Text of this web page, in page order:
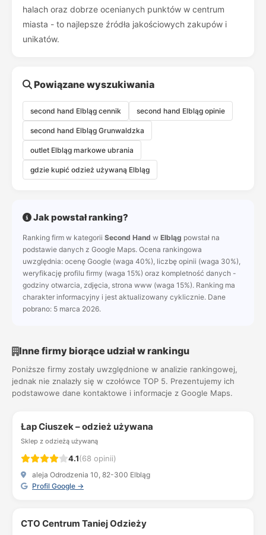
halach oraz dobrze ocenianych punktów w centrum
miasta - to najlepsze źródła jakościowych zakupów i
unikatów.
Powiązane wyszukiwania
second hand Elbląg cennik second hand Elbląg opinie
second hand Elbląg Grunwaldzka
outlet Elbląg markowe ubrania
gdzie kupić odzież używaną Elbląg
Jak powstał ranking?
Ranking firm w kategorii Second Hand w Elbląg powstał na
podstawie danych z Google Maps. Ocena rankingowa
uwzględnia: ocenę Google (waga 40%), liczbę opinii (waga 30%),
weryfikację profilu firmy (waga 15%) oraz kompletność danych -
godziny otwarcia, zdjęcia, strona www (waga 15%). Ranking ma
charakter informacyjny i jest aktualizowany cyklicznie. Dane
pobrano: 5 marca 2026.
Inne firmy biorące udział w rankingu
Poniższe firmy zostały uwzględnione w analizie rankingowej,
jednak nie znalazły się w czołówce TOP 5. Prezentujemy ich
podstawowe dane kontaktowe i informacje z Google Maps.
Łap Ciuszek – odzież używana
Sklep z odzieżą używaną
4.1(68 opinii)
aleja Odrodzenia 10, 82-300 Elbląg
Profil Google →
CTO Centrum Taniej Odzieży